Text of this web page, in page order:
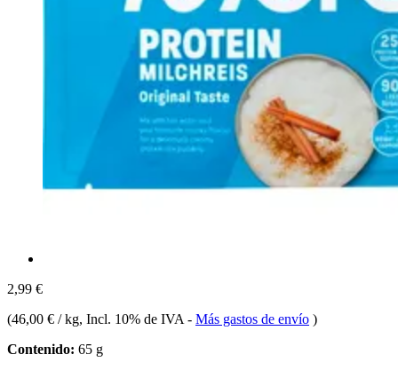
2,99 €
(46,00 € / kg, Incl. 10% de IVA - Más gastos de envío )
Contenido: 65 g